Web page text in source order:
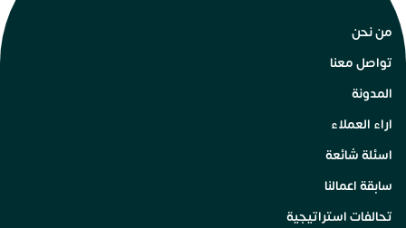
من نحن
تواصل معنا
المدونة
اراء العملاء
اسئلة شائعة
سابقة اعمالنا
تحالفات استراتيجية